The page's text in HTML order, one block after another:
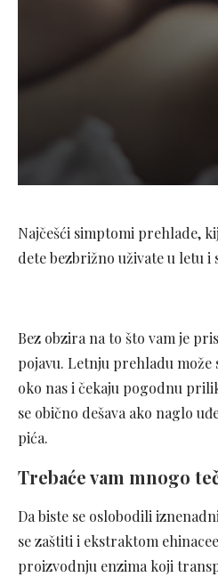
Najčešći simptomi prehlade,
dete bezbrižno uživate u letu
Bez obzira na to što vam je
pojavu. Letnju prehladu može
oko nas i čekaju pogodnu
se obično dešava ako naglo
pića.
Trebaće vam mnogo
Da biste se oslobodili
se zaštiti i ekstraktom
proizvodnju enzima koji